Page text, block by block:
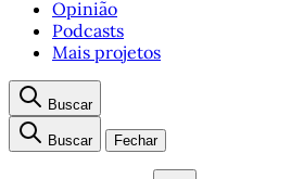
Opinião
Podcasts
Mais projetos
Buscar
Buscar Fechar